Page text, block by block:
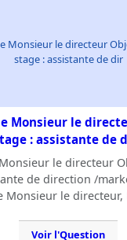
Monsieur le directeur
stage : assistante de dir
Monsieur le
: assistante de
le directeur
de direction /
Monsieur le directeur,
Voir l'Question